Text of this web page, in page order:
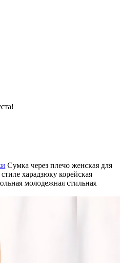
Сумка через плечо женская для
харадзюку корейская
молодежная стильная